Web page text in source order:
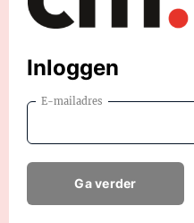
Inloggen
E-mailadres
Ga verder